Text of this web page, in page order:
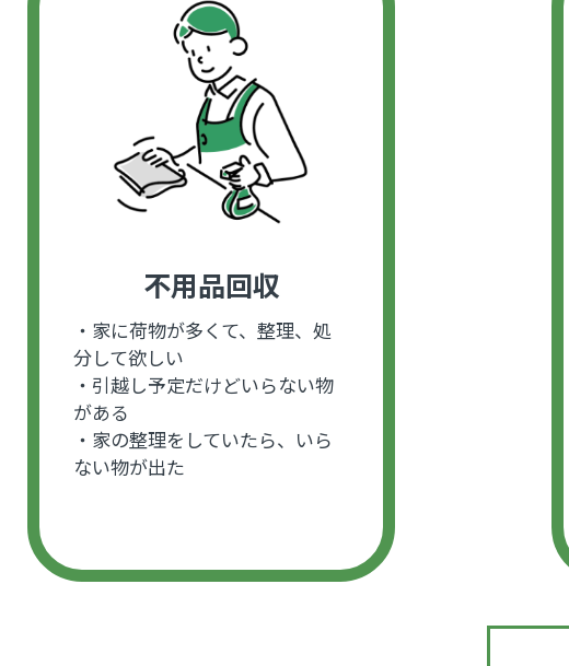
不用品回収
・家に荷物が多くて、整理、処
分して欲しい
・引越し予定だけどいらない物
がある
・家の整理をしていたら、いら
ない物が出た